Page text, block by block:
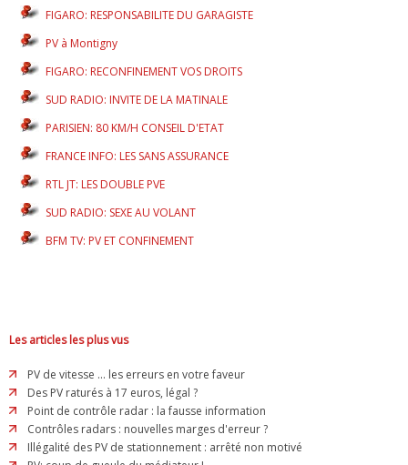
FIGARO: RESPONSABILITE DU GARAGISTE
PV à Montigny
FIGARO: RECONFINEMENT VOS DROITS
SUD RADIO: INVITE DE LA MATINALE
PARISIEN: 80 KM/H CONSEIL D'ETAT
FRANCE INFO: LES SANS ASSURANCE
RTL JT: LES DOUBLE PVE
SUD RADIO: SEXE AU VOLANT
BFM TV: PV ET CONFINEMENT
Les articles les plus vus
PV de vitesse ... les erreurs en votre faveur
Des PV raturés à 17 euros, légal ?
Point de contrôle radar : la fausse information
Contrôles radars : nouvelles marges d'erreur ?
Illégalité des PV de stationnement : arrêté non motivé